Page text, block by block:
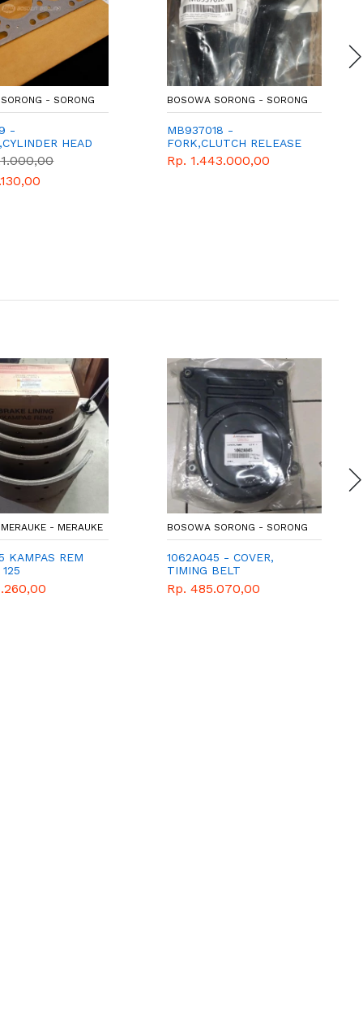
- SORONG
-
HEAD
BOSOWA SORONG - SORONG
MB937018 -
FORK,CLUTCH RELEASE
Rp. 1.443.000,00
- MERAUKE
KAMPAS REM
BOSOWA SORONG - SORONG
1062A045 - COVER,
TIMING BELT
Rp. 485.070,00